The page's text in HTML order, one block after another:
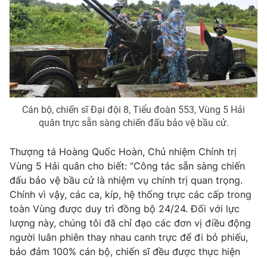
Cán bộ, chiến sĩ Đại đội 8, Tiểu đoàn 553, Vùng 5 Hải
quân trực sẵn sàng chiến đấu bảo vệ bầu cử.
Thượng tá Hoàng Quốc Hoàn, Chủ nhiệm Chính trị
Vùng 5 Hải quân cho biết: "Công tác sẵn sàng chiến
đấu bảo vệ bầu cử là nhiệm vụ chính trị quan trọng.
Chính vì vậy, các ca, kíp, hệ thống trực các cấp trong
toàn Vùng được duy trì đồng bộ 24/24. Đối với lực
lượng này, chúng tôi đã chỉ đạo các đơn vị điều động
người luân phiên thay nhau canh trực để đi bỏ phiếu,
bảo đảm 100% cán bộ, chiến sĩ đều được thực hiện